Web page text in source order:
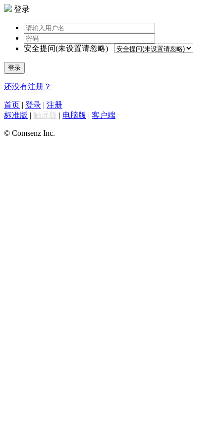
登录
安全提问(未设置请忽略)
登录
还没有注册？
首页 | 登录 | 注册
标准版 | 触屏版 | 电脑版 | 客户端
© Comsenz Inc.